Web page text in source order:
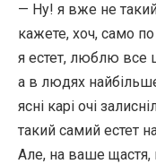
— Ну! я вже не
кажете, хоч, само
я естет, люблю все
а в людях
ясні карі очі
такий самий естет
Але, на ваше щастя,